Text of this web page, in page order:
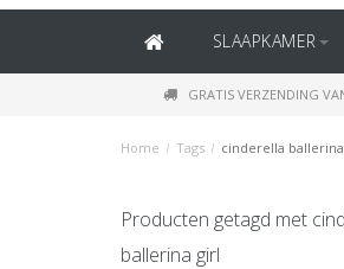
SLAAPKAMER
GRATIS VERZENDING
Home / Tags / cinderella
Producten getagd met
ballerina girl